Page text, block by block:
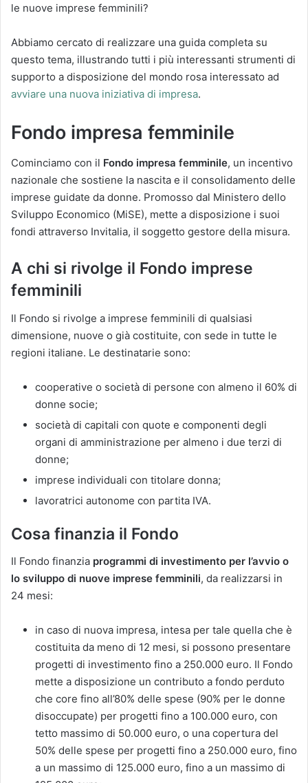
le nuove imprese femminili?
Abbiamo cercato di realizzare una guida completa su
questo tema, illustrando tutti i più interessanti strumenti di
supporto a disposizione del mondo rosa interessato ad
avviare una nuova iniziativa di impresa.
Fondo impresa femminile
Cominciamo con il Fondo impresa femminile, un incentivo
nazionale che sostiene la nascita e il consolidamento delle
imprese guidate da donne. Promosso dal Ministero dello
Sviluppo Economico (MiSE), mette a disposizione i suoi
fondi attraverso Invitalia, il soggetto gestore della misura.
A chi si rivolge il Fondo imprese
femminili
Il Fondo si rivolge a imprese femminili di qualsiasi
dimensione, nuove o già costituite, con sede in tutte le
regioni italiane. Le destinatarie sono:
cooperative o società di persone con almeno il 60% di
donne socie;
società di capitali con quote e componenti degli
organi di amministrazione per almeno i due terzi di
donne;
imprese individuali con titolare donna;
lavoratrici autonome con partita IVA.
Cosa finanzia il Fondo
Il Fondo finanzia programmi di investimento per l’avvio o
lo sviluppo di nuove imprese femminili, da realizzarsi in
24 mesi:
in caso di nuova impresa, intesa per tale quella che è
costituita da meno di 12 mesi, si possono presentare
progetti di investimento fino a 250.000 euro. Il Fondo
mette a disposizione un contributo a fondo perduto
che core fino all’80% delle spese (90% per le donne
disoccupate) per progetti fino a 100.000 euro, con
tetto massimo di 50.000 euro, o una copertura del
50% delle spese per progetti fino a 250.000 euro, fino
a un massimo di 125.000 euro, fino a un massimo di